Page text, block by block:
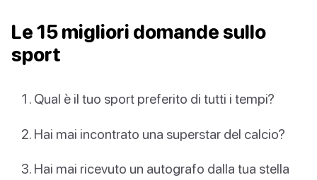
Le 15 migliori domande sullo
sport
Qual è il tuo sport preferito di tutti i tempi?
Hai mai incontrato una superstar del calcio?
Hai mai ricevuto un autografo dalla tua stella